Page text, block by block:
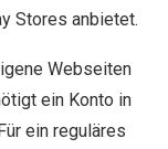
Stores anbietet.
Webseiten
ein Konto in
ein reguläres